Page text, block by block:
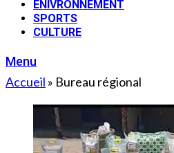
ENIVRONNEMENT
SPORTS
CULTURE
Menu
Accueil » Bureau régional